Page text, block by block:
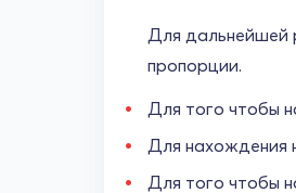
Для дальнейшей
пропорции.
Для того чтобы
Для нахождения
Для того чтобы